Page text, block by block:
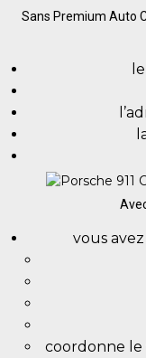
Sans Premium Auto
vous avez
coordonne le